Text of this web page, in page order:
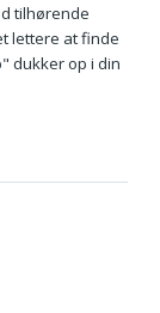
tilhørende
lettere at finde
dukker op i din